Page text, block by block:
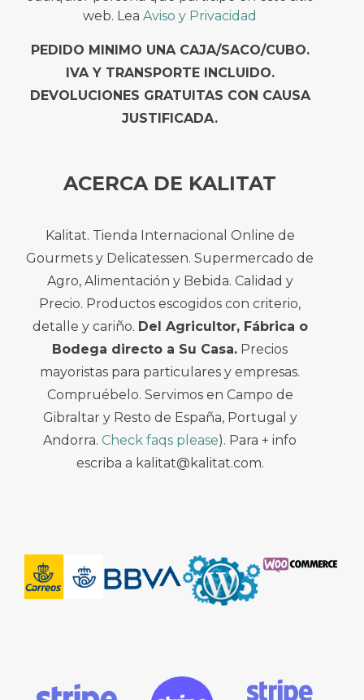
web. Lea Aviso y Privacidad
PEDIDO MINIMO UNA CAJA/SACO/CUBO.
IVA Y TRANSPORTE INCLUIDO.
DEVOLUCIONES GRATUITAS CON CAUSA
JUSTIFICADA.
ACERCA DE KALITAT
Kalitat. Tienda Internacional Online de
Gourmets y Delicatessen. Supermercado de
Agro, Alimentación y Bebida. Calidad y
Precio. Productos escogidos con criterio,
detalle y cariño. Del Agricultor, Fábrica o
Bodega directo a Su Casa. Precios
mayoristas para particulares y empresas.
Compruébelo. Servimos en Campo de
Gibraltar y Resto de España, Portugal y
Andorra. Check faqs please). Para + info
escriba a kalitat@kalitat.com.